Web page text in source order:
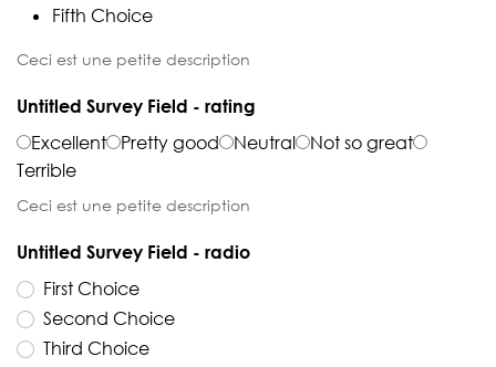
Fifth Choice
Ceci est une petite description
Untitled Survey Field - rating
Excellent
Pretty good Neutral
Not so great
Terrible
Ceci est une petite description
Untitled Survey Field - radio
First Choice
Second Choice
Third Choice